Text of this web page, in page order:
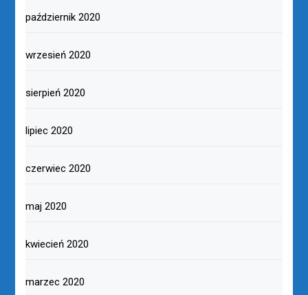
październik 2020
wrzesień 2020
sierpień 2020
lipiec 2020
czerwiec 2020
maj 2020
kwiecień 2020
marzec 2020